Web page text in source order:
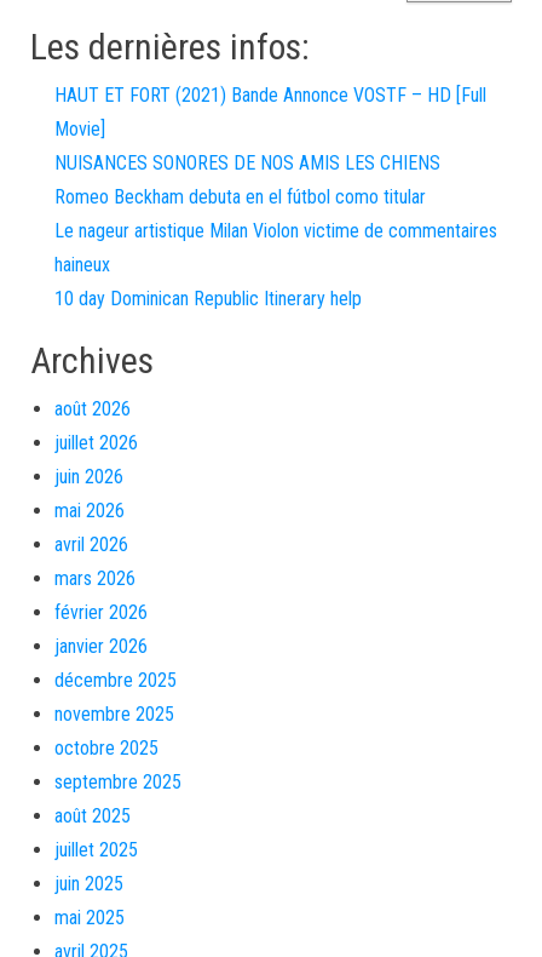
Les dernières infos:
HAUT ET FORT (2021) Bande Annonce VOSTF – HD [Full
Movie]
NUISANCES SONORES DE NOS AMIS LES CHIENS
Romeo Beckham debuta en el fútbol como titular
Le nageur artistique Milan Violon victime de commentaires
haineux
10 day Dominican Republic Itinerary help
Archives
août 2026
juillet 2026
juin 2026
mai 2026
avril 2026
mars 2026
février 2026
janvier 2026
décembre 2025
novembre 2025
octobre 2025
septembre 2025
août 2025
juillet 2025
juin 2025
mai 2025
avril 2025